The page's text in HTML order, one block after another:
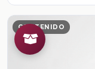
CONTENIDO